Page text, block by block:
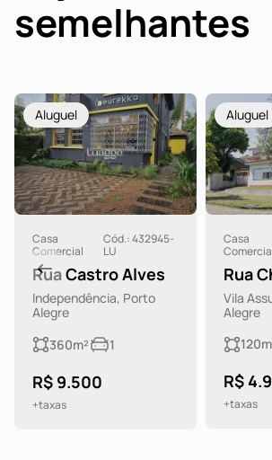
semelhantes
Aluguel
Casa
Comercial
Cód.: 432945-
LU
Rua Castro Alves
Independência, Porto
Alegre
360m²
1
R$ 9.500
+taxas
Aluguel
Casa
Rua
Vila
Alegre
R$
+taxas